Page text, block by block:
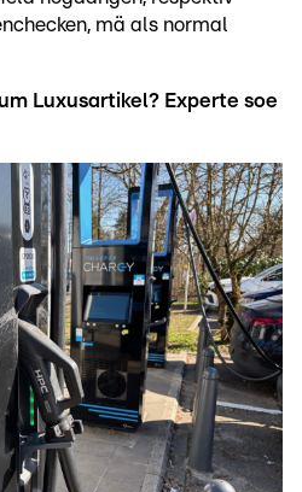
mä als normal
Luxusartikel? Experte soe